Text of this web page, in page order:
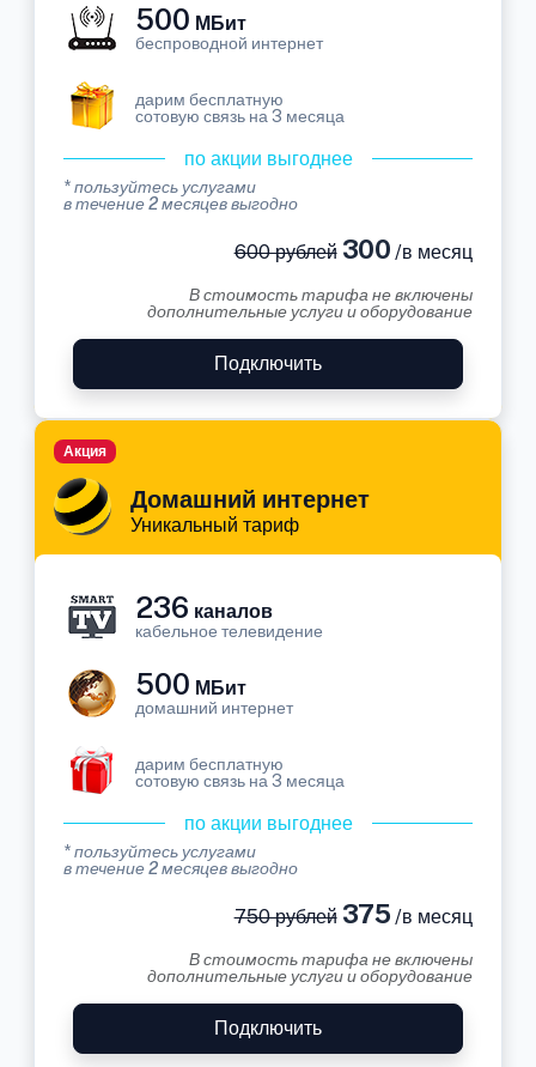
500 МБит
беспроводной интернет
дарим бесплатную
сотовую связь на 3 месяца
по акции выгоднее
* пользуйтесь услугами
в течение 2 месяцев выгодно
600 рублей300 /в месяц
В стоимость тарифа не включены
дополнительные услуги и оборудование
Подключить
Домашний интернет
Уникальный тариф
Акция
236 каналов
кабельное телевидение
500 МБит
домашний интернет
дарим бесплатную
сотовую связь на 3 месяца
по акции выгоднее
* пользуйтесь услугами
в течение 2 месяцев выгодно
750 рублей375 /в месяц
В стоимость тарифа не включены
дополнительные услуги и оборудование
Подключить